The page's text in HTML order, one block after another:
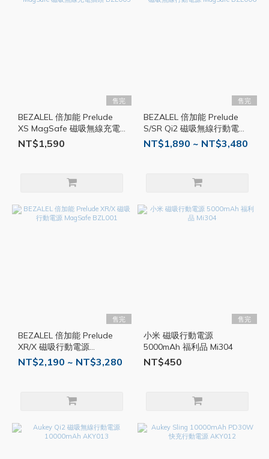
售完
BEZALEL 倍加能 Prelude
XS MagSafe 磁吸無線充電
插頭 BZL003
NT$1,590
售完
BEZALEL 倍加能 Prelude
S/SR Qi2 磁吸無線行動電源
MagSafe BZL006
NT$1,890 ~ NT$3,480
售完
BEZALEL 倍加能 Prelude
XR/X 磁吸行動電源
MagSafe BZL001
NT$2,190 ~ NT$3,280
售完
小米 磁吸行動電源
5000mAh 福利品 Mi304
NT$450